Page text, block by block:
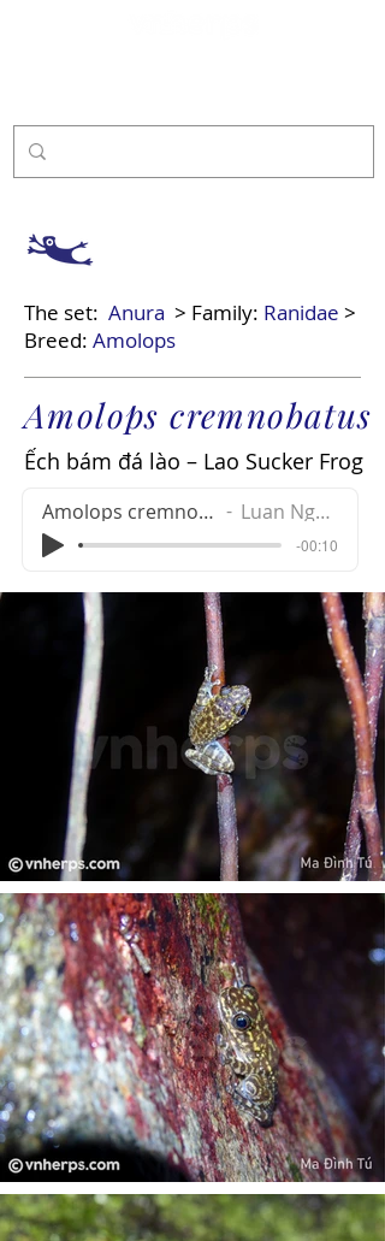
The set: Anura > Family: Ranidae >
Breed: Amolops
Amolops cremnobatus
Ếch bám đá lào – Lao Sucker Frog
Amolops cremnobatus Luan Nguyen
-00:10